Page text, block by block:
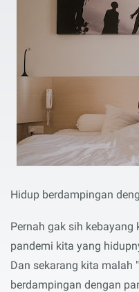
Hidup berdampingan
Pernah gak sih
pandemi kita yang
Dan sekarang kita malah
berdampingan dengan